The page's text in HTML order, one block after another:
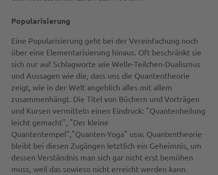
Popularisierung
Eine Popularisierung geht bei der Vereinfachung noch
über eine Elementarisierung hinaus. Oft beschränkt sie
sich nur auf Schlagworte wie Welle-Teilchen-Dualismus
und Aussagen wie die, dass uns die Quantentheorie
zeigt, wie in der Welt angeblich alles mit allem
zusammenhängt. Die Titel von Büchern und Vorträgen
und Kursen vermitteln einen Eindruck: "Quantenheilung
leicht gemacht", "Der kleine
Quantentempel","Quanten-Yoga" usw. Quantentheorie
bleibt bei diesen Zugängen letztlich ein Geheimnis, um
dessen Verständnis man sich gar nicht erst bemühen
muss, weil das sowieso nicht erreicht werden kann.